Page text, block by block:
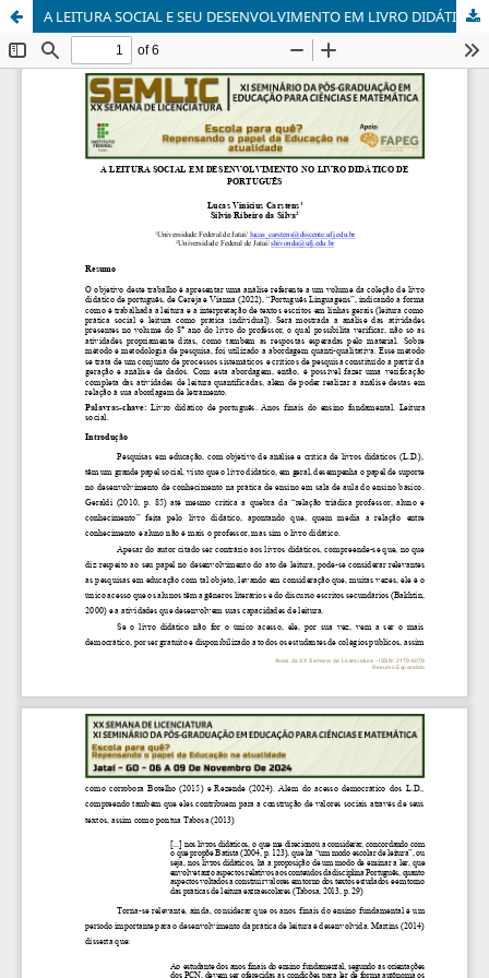
A LEITURA SOCIAL E SEU DESENVOLVIMENTO EM LIVRO DIDÁTICO DE PORTUGUÊS